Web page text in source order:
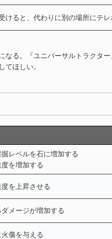
けると、代わりに別の場所にテ
る。『ユニバーサルトラクタ
てほしい。
レベルを石に増加する
を増加する
を上昇させる
メージが増加する
傷を与える